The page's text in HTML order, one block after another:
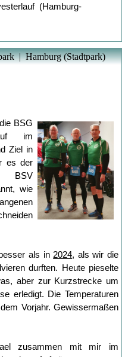
(Hamburg-
| Hamburg (Stadtpark)
BSG
im
Ziel in
es der
BSV
wie
als in 2024, als wir die
durften. Heute pieselte
aber zur Kurzstrecke um
erledigt. Die Temperaturen
Vorjahr. Gewissermaßen
zusammen mit mir im